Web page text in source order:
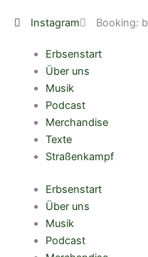
Inhalt
Instagram Booking:
Erbsenstart
Über uns
Musik
Podcast
Merchandise
Texte
Straßenkampf
Erbsenstart
Über uns
Musik
Podcast